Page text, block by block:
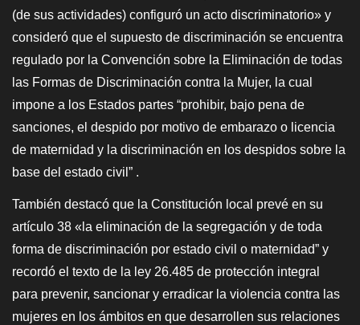
(de sus actividades) configuró un acto discriminatorio» y
consideró que el supuesto de discriminación se encuentra
regulado por la Convención sobre la Eliminación de todas
las Formas de Discriminación contra la Mujer, la cual
impone a los Estados partes “prohibir, bajo pena de
sanciones, el despido por motivo de embarazo o licencia
de maternidad y la discriminación en los despidos sobre la
base del estado civil” .
También destacó que la Constitución local prevé en su
artículo 38 «la eliminación de la segregación y de toda
forma de discriminación por estado civil o maternidad” y
recordó el texto de la ley 26.485 de protección integral
para prevenir, sancionar y erradicar la violencia contra las
mujeres en los ámbitos en que desarrollen sus relaciones